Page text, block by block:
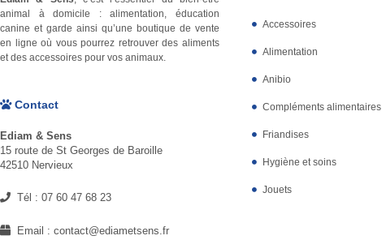
animal à domicile : alimentation, éducation
canine et garde ainsi qu’une boutique de vente
en ligne où vous pourrez retrouver des aliments
et des accessoires pour vos animaux.
Contact
Ediam & Sens
15 route de St Georges de Baroille
42510 Nervieux
Tél : 07 60 47 68 23
Email : contact@ediametsens.fr
Accessoires
Alimentation
Anibio
Compléments alimentaires
Friandises
Hygiène et soins
Jouets